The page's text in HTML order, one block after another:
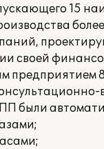
15
своей
предприятием
были